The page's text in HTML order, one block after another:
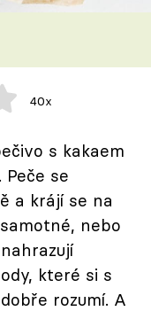
40x
s kakaem
se
a krájí se na
nebo
které si s
rozumí. A